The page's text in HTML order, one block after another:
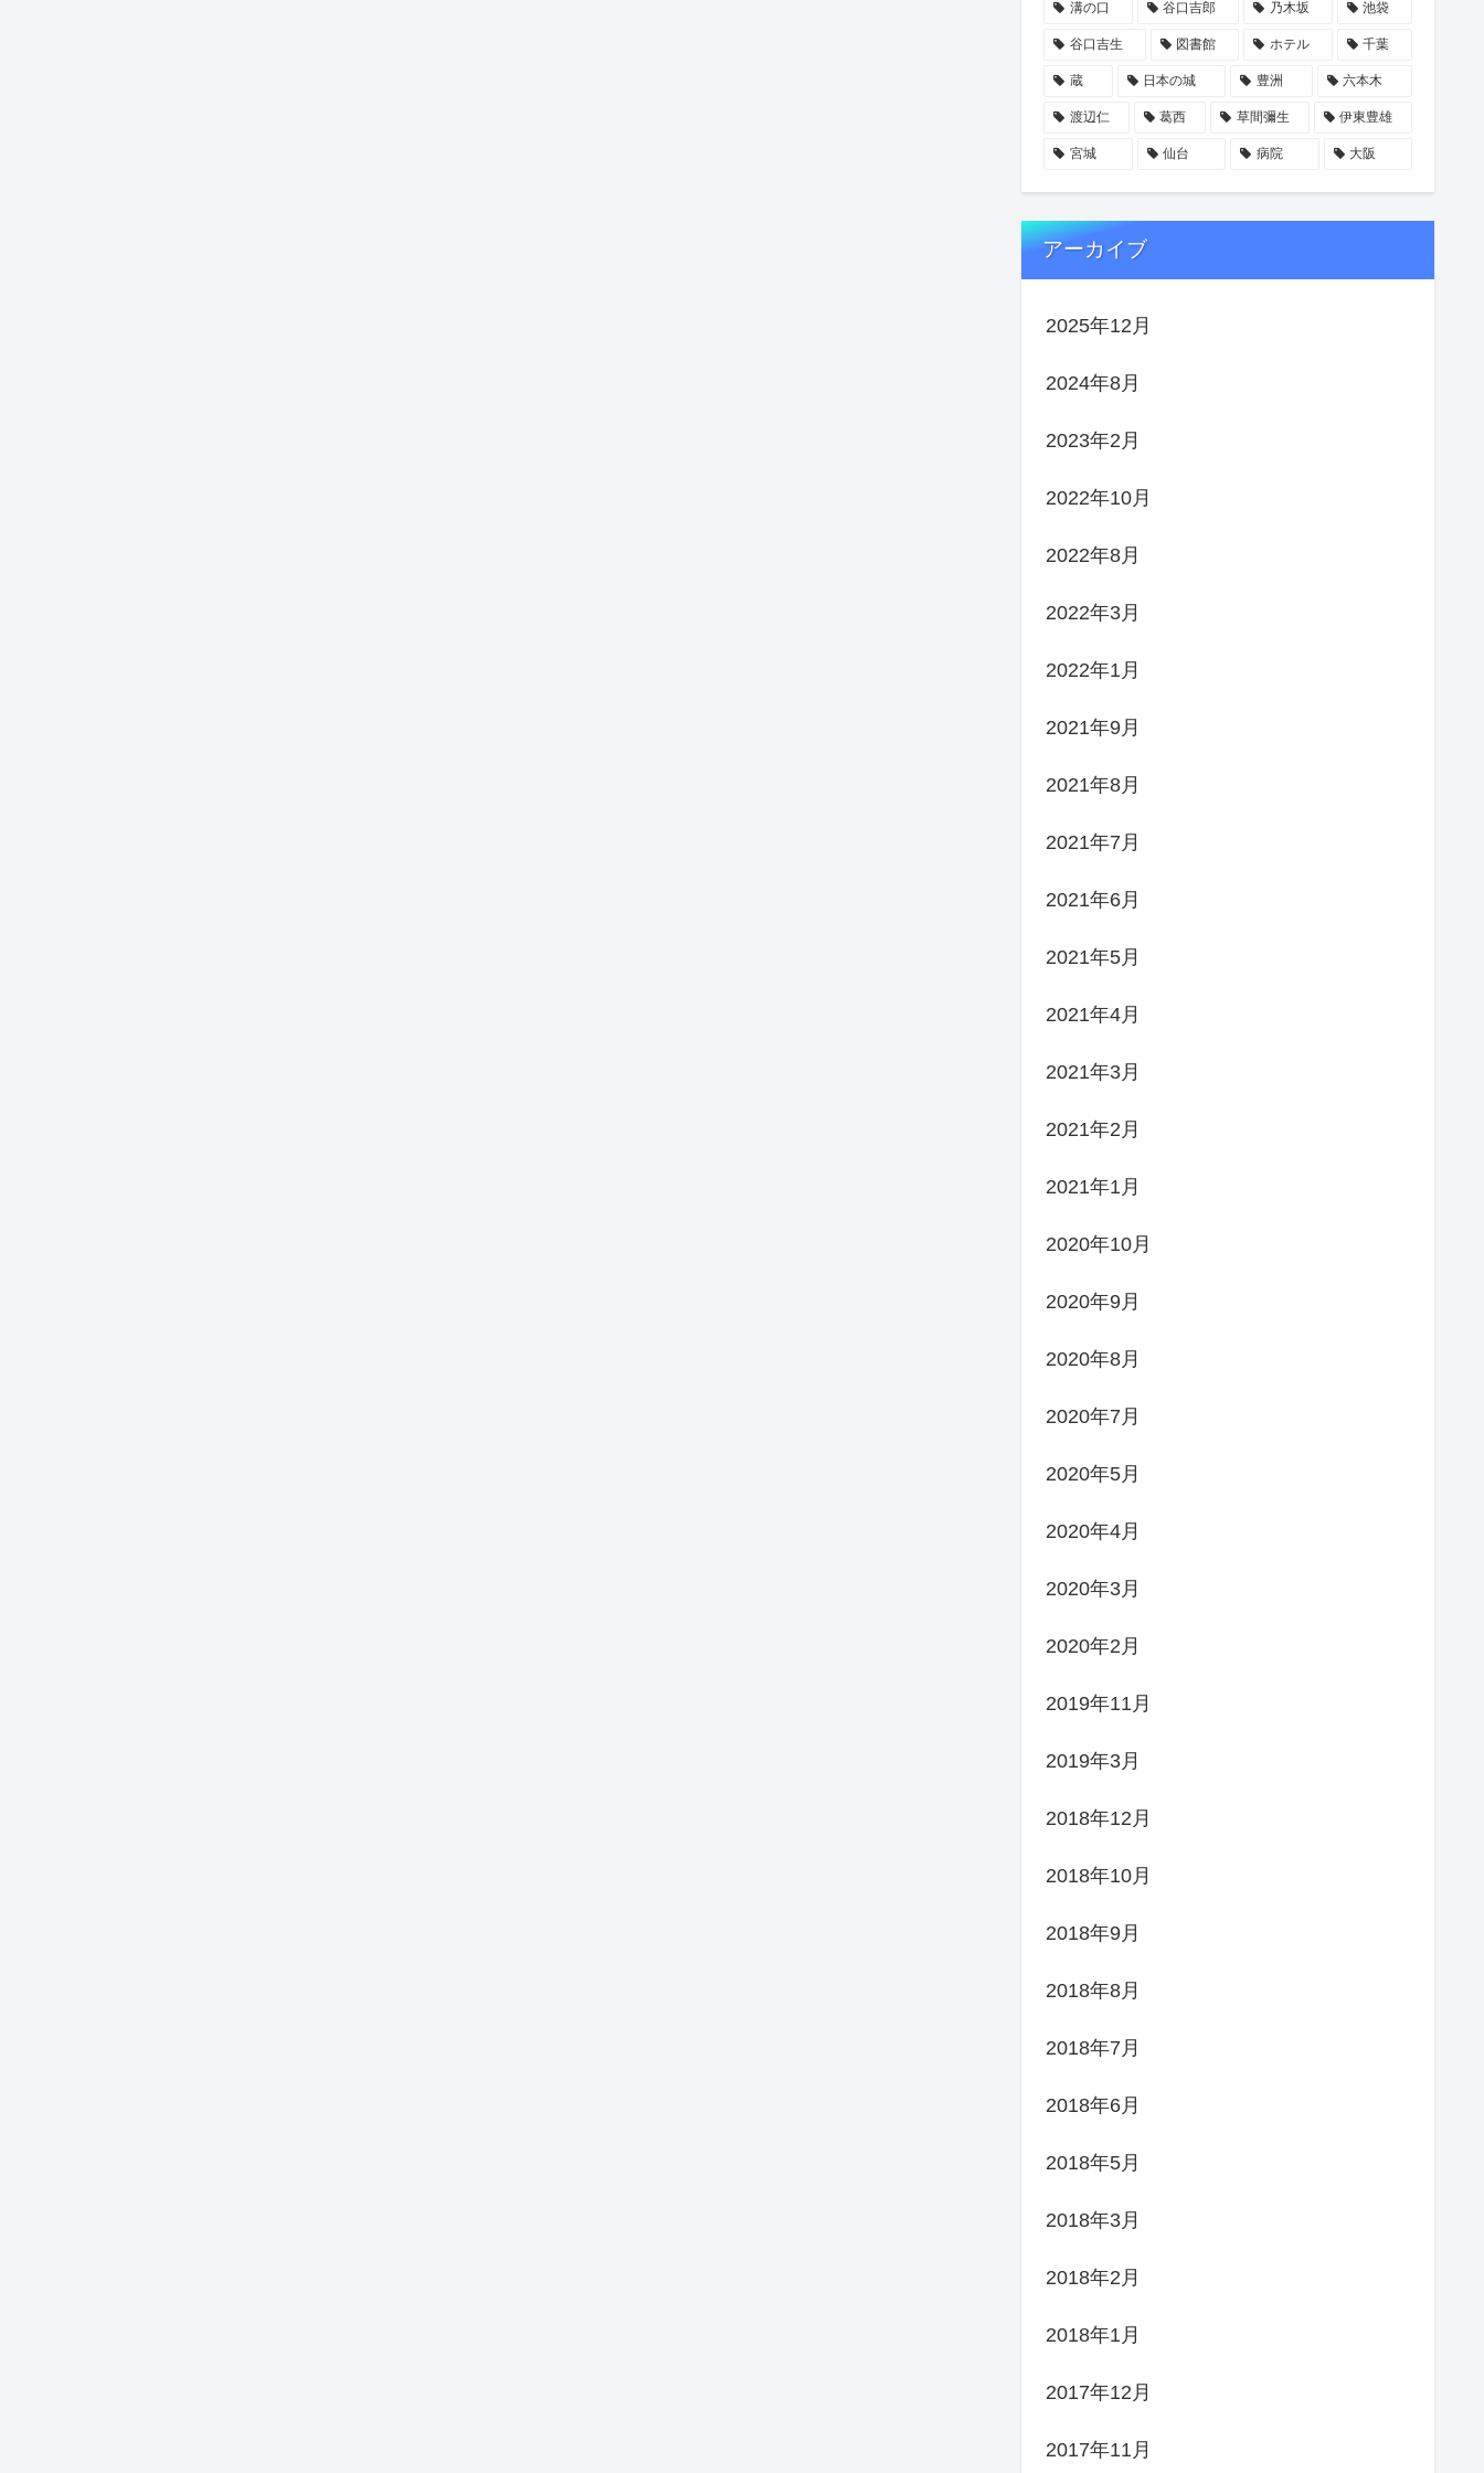
溝の口 谷口吉郎 乃木坂 池袋
谷口吉生 図書館 ホテル 千葉
蔵 日本の城 豊洲 六本木
渡辺仁 葛西 草間彌生 伊東豊雄
宮城 仙台 病院 大阪
アーカイブ
2025年12月
2024年8月
2023年2月
2022年10月
2022年8月
2022年3月
2022年1月
2021年9月
2021年8月
2021年7月
2021年6月
2021年5月
2021年4月
2021年3月
2021年2月
2021年1月
2020年10月
2020年9月
2020年8月
2020年7月
2020年5月
2020年4月
2020年3月
2020年2月
2019年11月
2019年3月
2018年12月
2018年10月
2018年9月
2018年8月
2018年7月
2018年6月
2018年5月
2018年3月
2018年2月
2018年1月
2017年12月
2017年11月